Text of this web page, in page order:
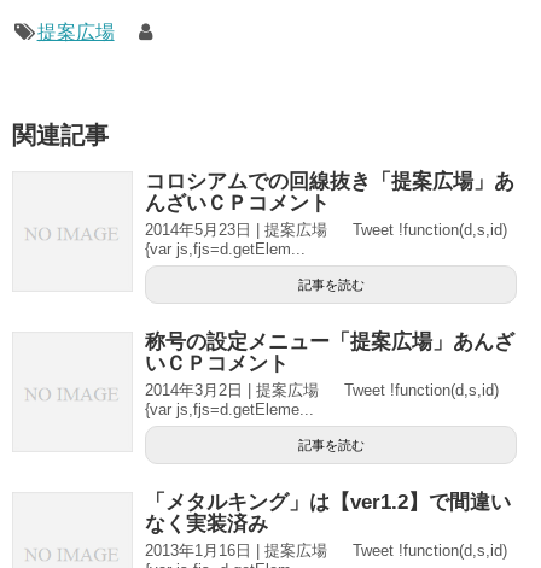
提案広場
関連記事
コロシアムでの回線抜き「提案広場」あ
んざいＣＰコメント
2014年5月23日 | 提案広場 Tweet !function(d,s,id)
{var js,fjs=d.getElem...
記事を読む
称号の設定メニュー「提案広場」あんざ
いＣＰコメント
2014年3月2日 | 提案広場 Tweet !function(d,s,id)
{var js,fjs=d.getEleme...
記事を読む
「メタルキング」は【ver1.2】で間違い
なく実装済み
2013年1月16日 | 提案広場 Tweet !function(d,s,id)